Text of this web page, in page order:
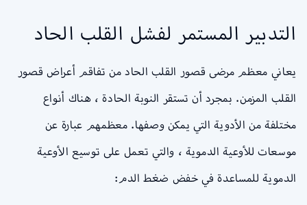
التدبير المستمر لفشل القلب الحاد
يعاني معظم مرضى قصور القلب الحاد من تفاقم أعراض قصور
القلب المزمن. بمجرد أن تستقر النوبة الحادة ، هناك أنواع
مختلفة من الأدوية التي يمكن وصفها. معظمهم عبارة عن
موسعات للأوعية الدموية ، والتي تعمل على توسيع الأوعية
الدموية للمساعدة في خفض ضغط الدم: